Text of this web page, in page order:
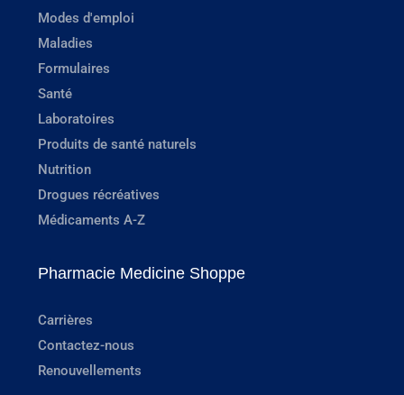
Modes d'emploi
Maladies
Formulaires
Santé
Laboratoires
Produits de santé naturels
Nutrition
Drogues récréatives
Médicaments A-Z
Pharmacie Medicine Shoppe
Carrières
Contactez-nous
Renouvellements